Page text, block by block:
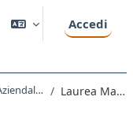
Accedi
Dipartimento di Scienze Economiche, Aziendali, Matematiche e Statistiche Laurea Magistrale